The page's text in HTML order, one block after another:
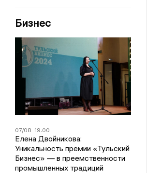
Бизнес
07/08 19:00
Елена Двойникова:
Уникальность премии «Тульский
Бизнес» — в преемственности
промышленных традиций